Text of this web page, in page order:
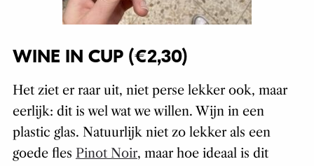
WINE IN CUP (€2,30)
Het ziet er raar uit, niet perse lekker ook, maar
eerlijk: dit is wel wat we willen. Wijn in een
plastic glas. Natuurlijk niet zo lekker als een
goede fles Pinot Noir, maar hoe ideaal is dit